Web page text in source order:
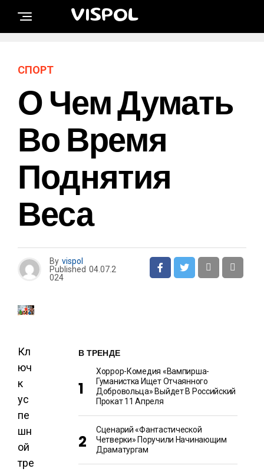
VISPOL
СПОРТ
О Чем Думать
Во Время
Поднятия
Веса
By vispol
Published 04.07.2
024
Кл
юч
к
ус
пе
шн
ой
тре
В ТРЕНДЕ
Хоррор-Комедия «Вампирша-
Гуманистка Ищет Отчаянного
Добровольца» Выйдет В Российский
Прокат 11 Апреля
Сценарий «Фантастической
Четверки» Поручили Начинающим
Драматургам